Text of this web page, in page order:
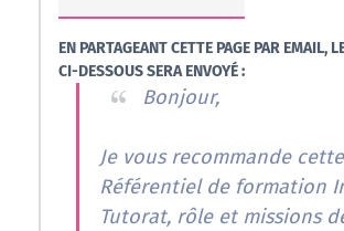
EN PARTAGEANT CETTE PAGE PAR EMAIL,
CI-DESSOUS SERA ENVOYÉ :
Bonjour,
Je vous recommande
Référentiel de formation
Tutorat, rôle et missions